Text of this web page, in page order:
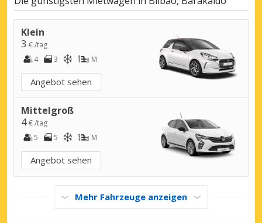
Klein
3 € /tag
4
3 M
Angebot sehen
Mittelgroß
4€ /tag
5
5 M
Angebot sehen
Mehr Fahrzeuge anzeigen